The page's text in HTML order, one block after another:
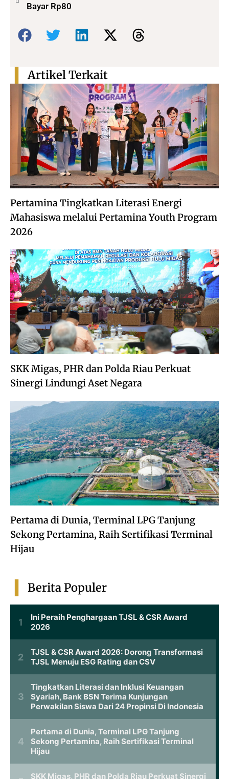
Bayar Rp80
Bagikan:
Pertamina Tingkatkan Literasi Energi
Mahasiswa melalui Pertamina Youth Program
2026
SKK Migas, PHR dan Polda Riau Perkuat
Sinergi Lindungi Aset Negara
Pertama di Dunia, Terminal LPG Tanjung
Sekong Pertamina, Raih Sertifikasi Terminal
Hijau
Artikel Terkait
Berita Populer